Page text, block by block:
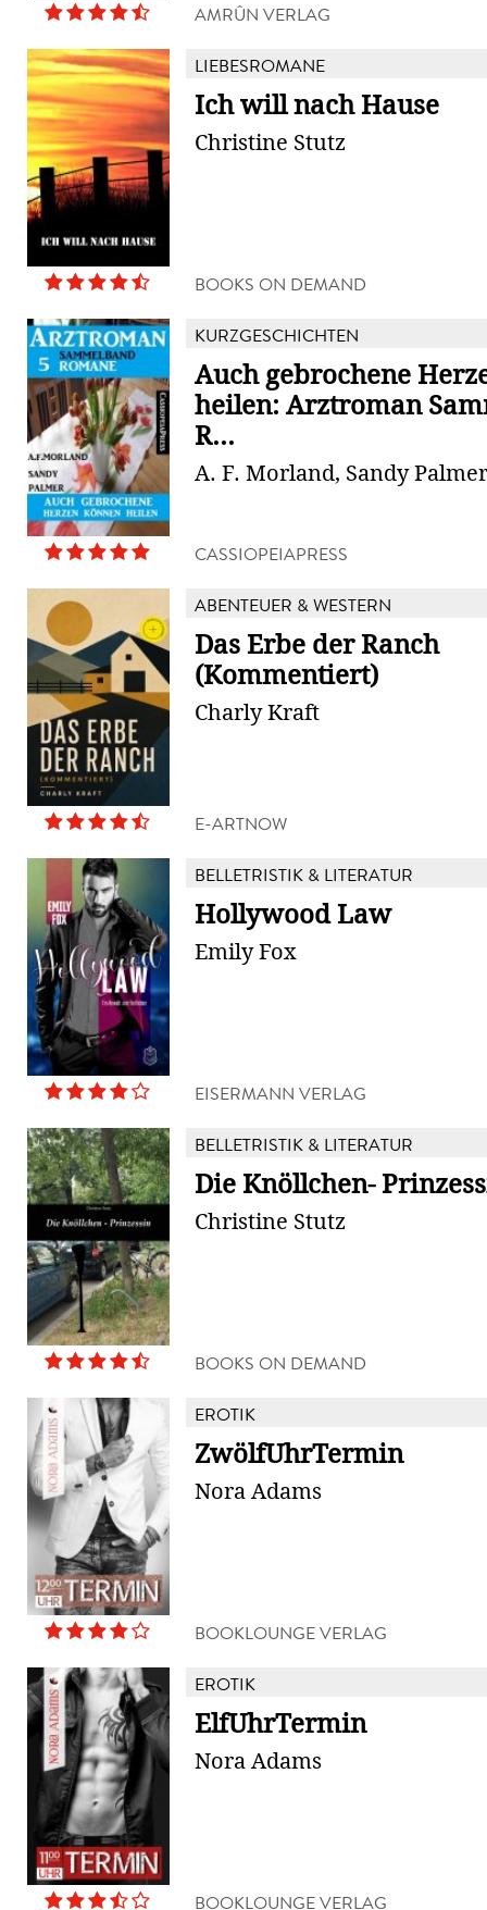
AMRÛN VERLAG
LIEBESROMANE
Ich will nach Hause
Christine Stutz
BOOKS ON DEMAND
KURZGESCHICHTEN
Auch gebrochene
heilen: Arztroman
R...
A. F. Morland, Sandy Palmer
CASSIOPEIAPRESS
ABENTEUER & WESTERN
Das Erbe der Ranch
(Kommentiert)
Charly Kraft
E-ARTNOW
BELLETRISTIK & LITERATUR
Hollywood Law
Emily Fox
EISERMANN VERLAG
BELLETRISTIK & LITERATUR
Die Knöllchen-
Christine Stutz
BOOKS ON DEMAND
EROTIK
ZwölfUhrTermin
Nora Adams
BOOKLOUNGE VERLAG
EROTIK
ElfUhrTermin
Nora Adams
BOOKLOUNGE VERLAG